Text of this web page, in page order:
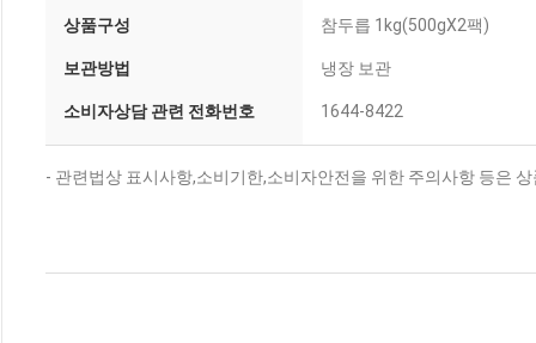
상품구성 참두릅 1kg(500gX2팩)
보관방법 냉장 보관
소비자상담 관련 전화번호 1644-8422
- 관련법상 표시사항,소비기한,소비자안전을 위한 주의사항 등은